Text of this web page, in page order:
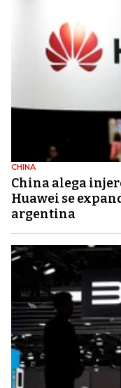
CHINA
China alega
Huawei se
argentina